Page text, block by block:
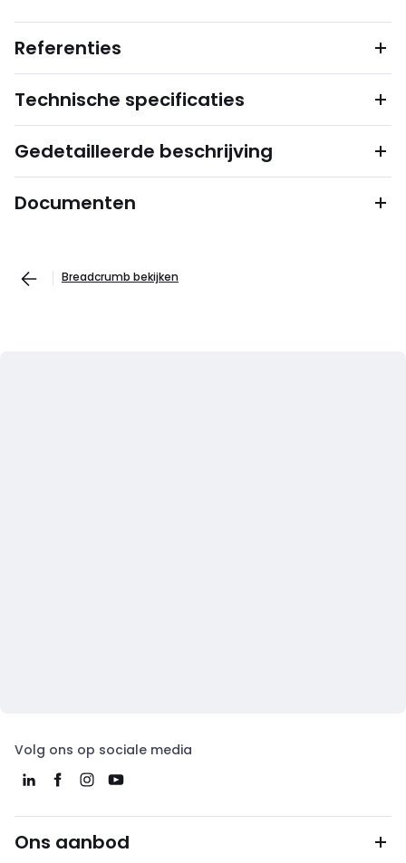
Referenties
Technische specificaties
Gedetailleerde beschrijving
Documenten
Breadcrumb bekijken
Volg ons op sociale media
Ons aanbod